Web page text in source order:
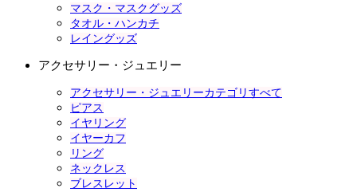
マスク・マスクグッズ
タオル・ハンカチ
レイングッズ
アクセサリー・ジュエリー
アクセサリー・ジュエリーカテゴリすべて
ピアス
イヤリング
イヤーカフ
リング
ネックレス
ブレスレット